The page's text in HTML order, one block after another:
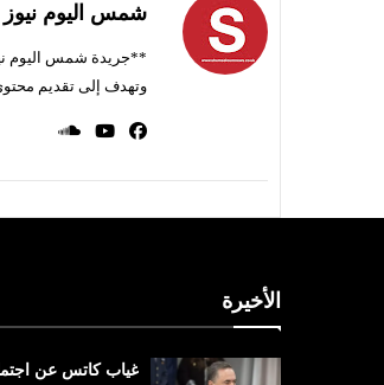
شمس اليوم نيوز 24
**جريدة شمس اليوم
وتهدف إلى تقديم
الأخيرة
غياب كاتس عن